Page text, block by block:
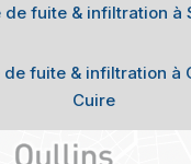
de fuite & infiltration à
de fuite & infiltration à
Cuire